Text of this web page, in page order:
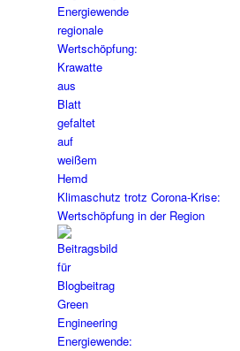
Klimaschutz trotz Corona-Krise:
Wertschöpfung in der Region